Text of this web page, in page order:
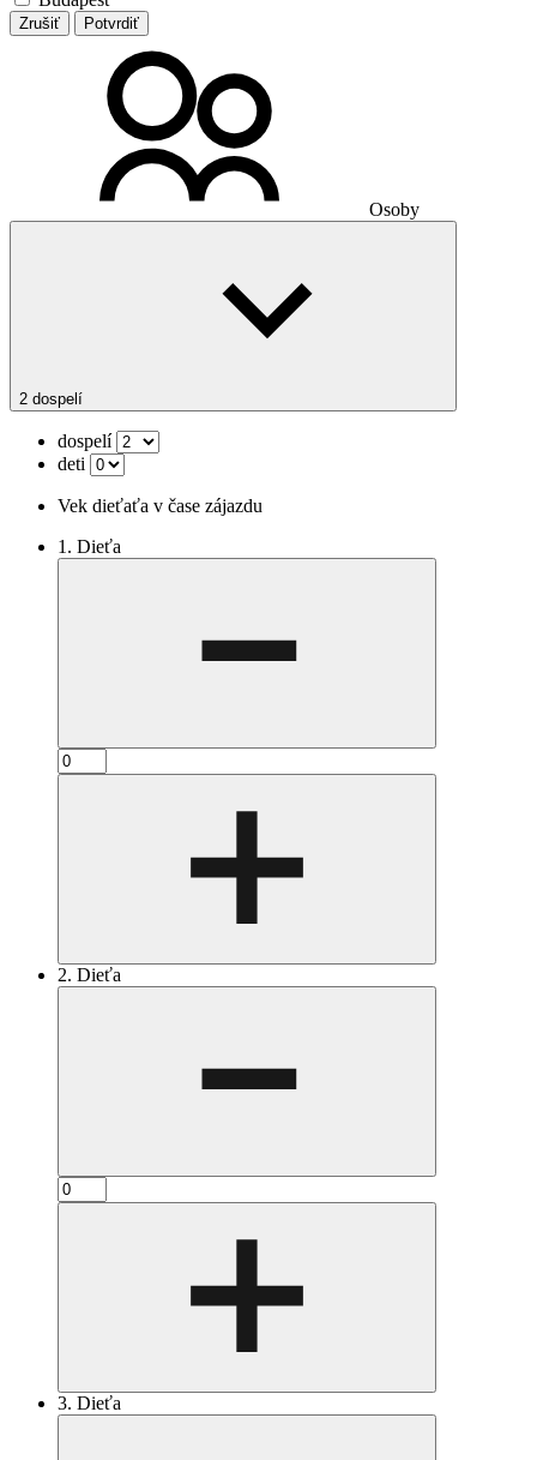
Zrušiť Potvrdiť
Osoby
2 dospelí
dospelí
deti
Vek dieťaťa v čase zájazdu
1. Dieťa
2. Dieťa
3. Dieťa